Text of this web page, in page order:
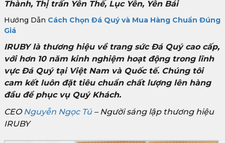
Thành, Thị trấn Yên Thế, Lục Yên, Yên Bái
Hướng Dẫn Cách Chọn Đá Quý và Mua Hàng Chuẩn Đúng
Giá
IRUBY là thương hiệu về trang sức Đá Quý cao cấp,
với hơn 10 năm kinh nghiệm hoạt động trong lĩnh
vực Đá Quý tại Việt Nam và Quốc tế. Chúng tôi
cam kết luôn đặt tiêu chuẩn chất lượng lên hàng
đầu để phục vụ Quý Khách.
CEONguyễn Ngọc Tú– Người sáng lập thương hiệu
IRUBY